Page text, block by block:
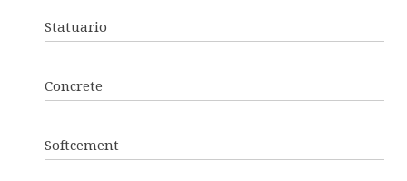
Statuario
Concrete
Softcement